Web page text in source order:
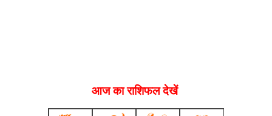
आज का राशिफल देखें